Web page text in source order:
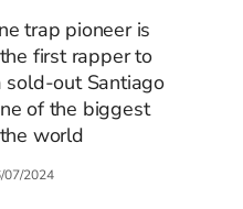
trap pioneer is
first rapper to
sold-out Santiago
of the biggest
world
07/2024